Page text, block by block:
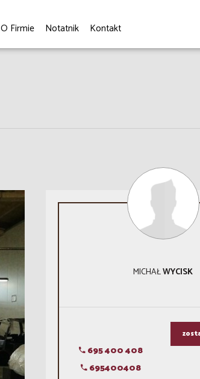
O Firmie Notatnik
Kontakt
MICHAŁWYCISK
695 400 408
695400408